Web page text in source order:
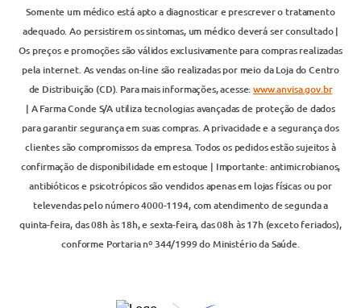
Somente um médico está apto a diagnosticar e prescrever o tratamento
adequado. Ao persistirem os sintomas, um médico deverá ser consultado |
Os preços e promoções são válidos exclusivamente para compras realizadas
pela internet. As vendas on-line são realizadas por meio da Loja do Centro
de Distribuição (CD). Para mais informações, acesse:www.anvisa.gov.br
| A Farma Conde S/A utiliza tecnologias avançadas de proteção de dados
para garantir segurança em suas compras. A privacidade e a segurança dos
clientes são compromissos da empresa. Todos os pedidos estão sujeitos à
confirmação de disponibilidade em estoque | Importante: antimicrobianos,
antibióticos e psicotrópicos são vendidos apenas em lojas físicas ou por
televendas pelo número 4000-1194, com atendimento de segunda a
quinta-feira, das 08h às 18h, e sexta-feira, das 08h às 17h (exceto feriados),
conforme Portaria nº 344/1999 do Ministério da Saúde.